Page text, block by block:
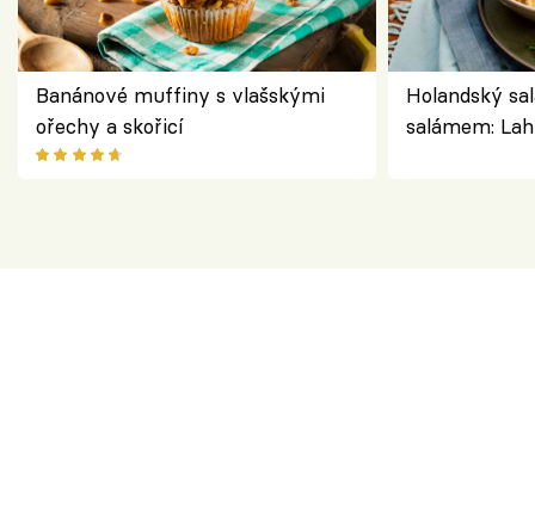
Banánové muffiny s vlašskými
ořechy a skořicí
Holandský
salámem: